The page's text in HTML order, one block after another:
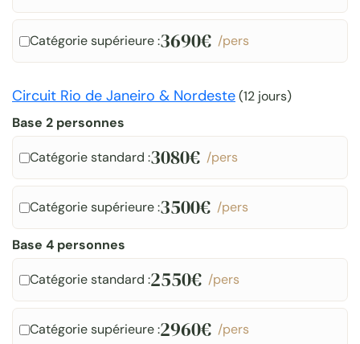
Catégorie supérieure :3690€ /pers
Circuit Rio de Janeiro & Nordeste(12 jours)
Base 2 personnes
Catégorie standard :3080€ /pers
Catégorie supérieure :3500€ /pers
Base 4 personnes
Catégorie standard :2550€ /pers
Catégorie supérieure :2960€ /pers